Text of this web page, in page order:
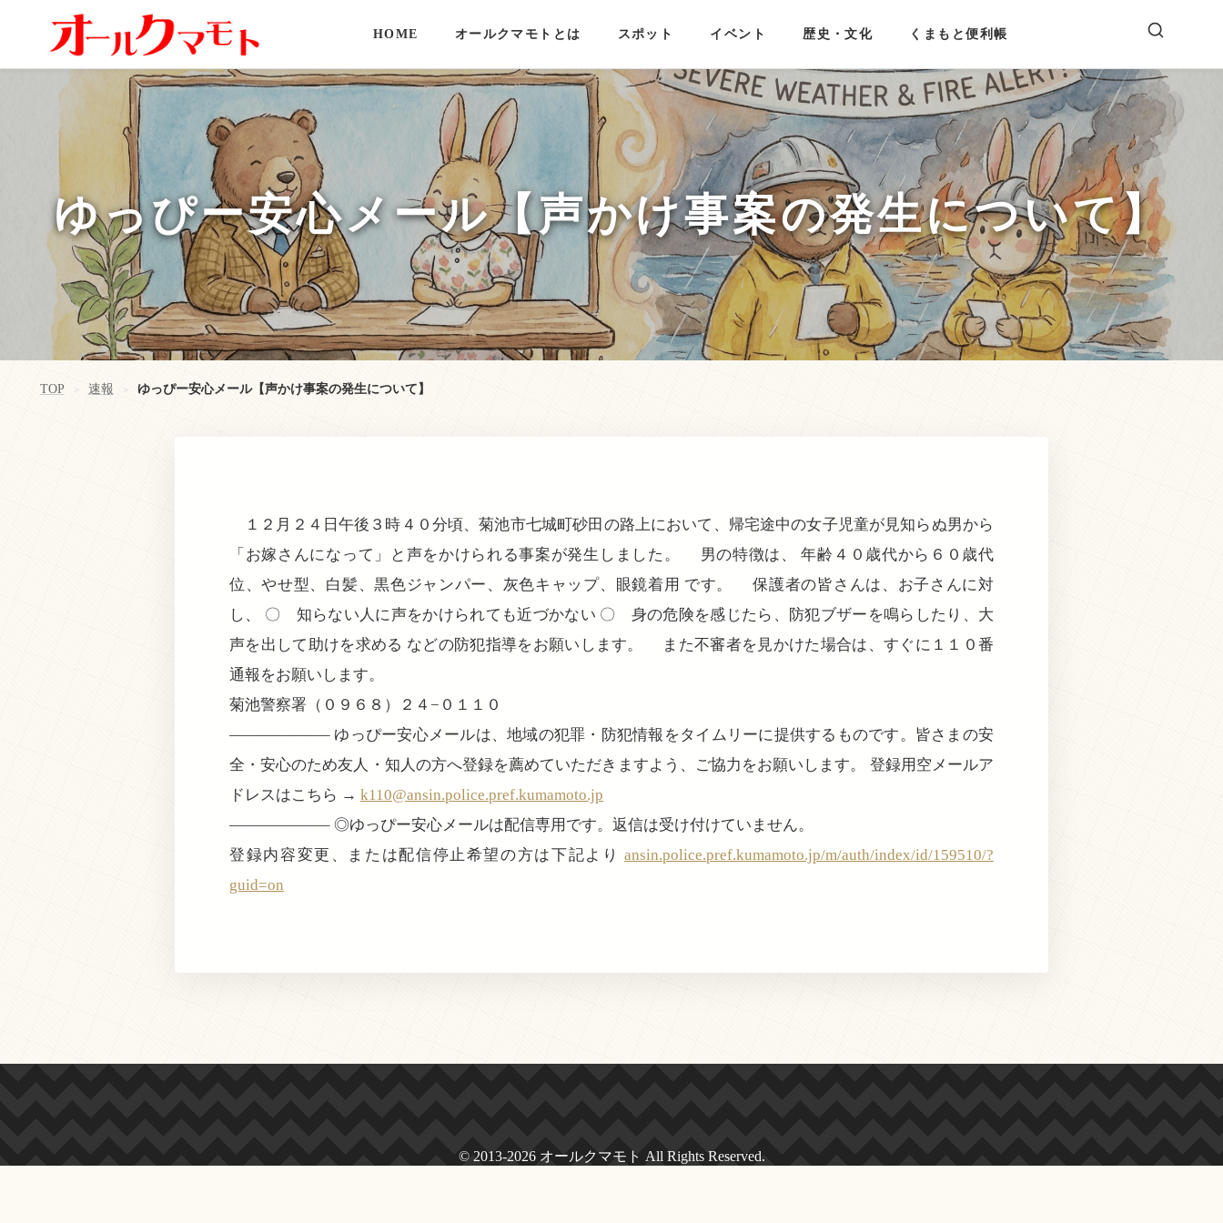
HOME オールクマモトとは スポット イベント 歴史・文化 くまもと便利帳
ゆっぴー安心メール【声かけ事案の発生について】
TOP > 速報 > ゆっぴー安心メール【声かけ事案の発生について】
１２月２４日午後３時４０分頃、菊池市七城町砂田の路上において、帰宅途中の女子児童が見知らぬ男から
「お嫁さんになって」と声をかけられる事案が発生しました。 男の特徴は、 年齢４０歳代から６０歳代
位、やせ型、白髪、黒色ジャンパー、灰色キャップ、眼鏡着用 です。 保護者の皆さんは、お子さんに対
し、 〇 知らない人に声をかけられても近づかない 〇 身の危険を感じたら、防犯ブザーを鳴らしたり、大
声を出して助けを求める などの防犯指導をお願いします。 また不審者を見かけた場合は、すぐに１１０番
通報をお願いします。
菊池警察署（０９６８）２４−０１１０
——————– ゆっぴー安心メールは、地域の犯罪・防犯情報をタイムリーに提供するものです。皆さまの安
全・安心のため友人・知人の方へ登録を薦めていただきますよう、ご協力をお願いします。 登録用空メールア
ドレスはこちら → k110@ansin.police.pref.kumamoto.jp
——————– ◎ゆっぴー安心メールは配信専用です。返信は受け付けていません。
登録内容変更、または配信停止希望の方は下記より ansin.police.pref.kumamoto.jp/m/auth/index/id/159510/?
guid=on
© 2013-2026 オールクマモト All Rights Reserved.